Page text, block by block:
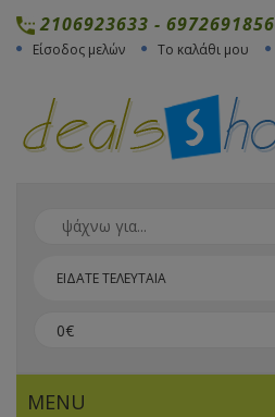
2106923633 - 6972691856
Είσοδος μελών Το καλάθι μου
ΕΙΔΑΤΕ ΤΕΛΕΥΤΑΙΑ
0€
MENU